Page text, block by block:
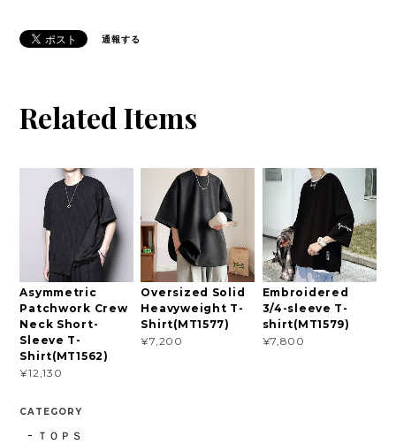
通報する
Related Items
Asymmetric
Patchwork Crew
Neck Short-
Sleeve T-
Shirt(MT1562)
¥12,130
Oversized Solid
Heavyweight T-
Shirt(MT1577)
¥7,200
Embroidered
3/4-sleeve T-
shirt(MT1579)
¥7,800
CATEGORY
ＴＯＰＳ